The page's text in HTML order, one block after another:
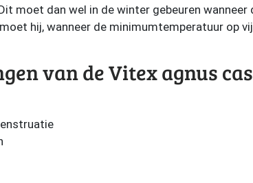
moet dan wel in de winter gebeuren wanneer
hij, wanneer de minimumtemperatuur op
van de Vitex agnus